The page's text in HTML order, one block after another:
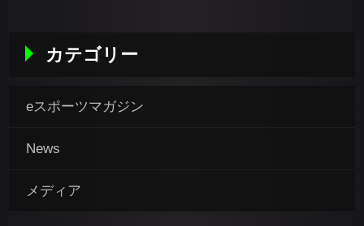
カテゴリー
eスポーツマガジン
News
メディア